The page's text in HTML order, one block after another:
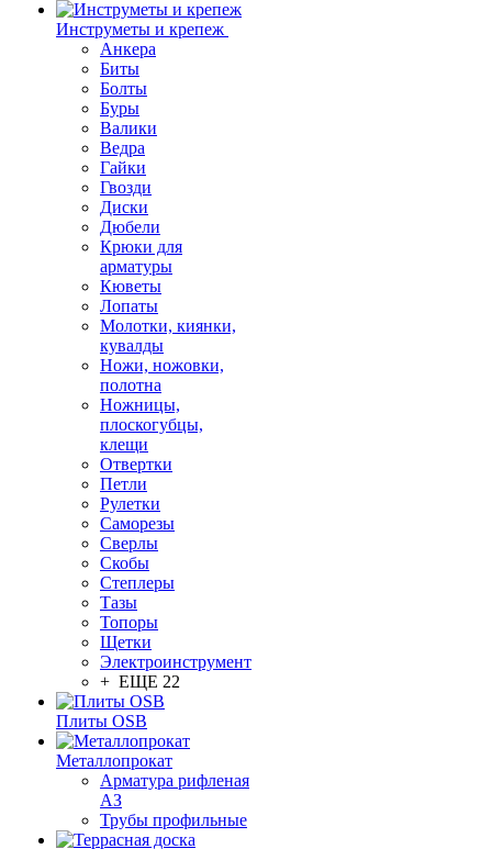
Инструметы и крепеж
Анкера
Биты
Болты
Буры
Валики
Ведра
Гайки
Гвозди
Диски
Дюбели
Крюки для
арматуры
Кюветы
Лопаты
Молотки, киянки,
кувалды
Ножи, ножовки,
полотна
Ножницы,
плоскогубцы,
клещи
Отвертки
Петли
Рулетки
Саморезы
Сверлы
Скобы
Степлеры
Тазы
Топоры
Щетки
Электроинструмент
+ ЕЩЕ 22
Плиты OSB
Металлопрокат
Арматура рифленая
АЗ
Трубы профильные